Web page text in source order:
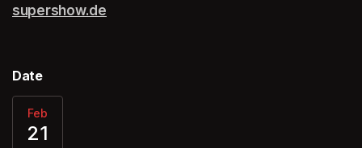
supershow.de
Date
Feb
21